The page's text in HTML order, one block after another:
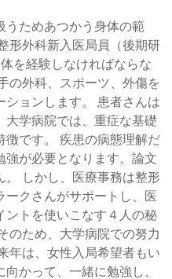
うためあつかう身体の範
形外科新入医局員（後期研
を経験しなければならな
の外科、スポーツ、外傷を
ションします。 患者さんは
大学病院では、重症な基礎
徴です。 疾患の病態理解だ
強が必要となります。論文
。 しかし、医療事務は整形
ークさんがサポートし、医
ントを使いこなす４人の秘
のため、大学病院での努力
年は、女性入局希望者もい
かって、一緒に勉強し、